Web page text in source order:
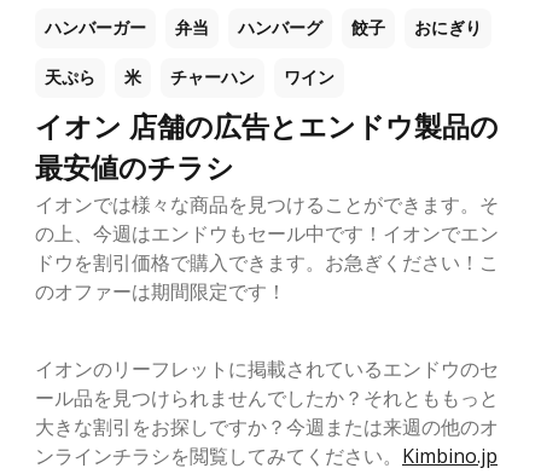
ハンバーガー 弁当 ハンバーグ 餃子 おにぎり
天ぷら 米 チャーハン ワイン
イオン 店舗の広告とエンドウ製品の
最安値のチラシ
イオンでは様々な商品を見つけることができます。そ
の上、今週はエンドウもセール中です！イオンでエン
ドウを割引価格で購入できます。お急ぎください！こ
のオファーは期間限定です！
イオンのリーフレットに掲載されているエンドウのセ
ール品を見つけられませんでしたか？それとももっと
大きな割引をお探しですか？今週または来週の他のオ
ンラインチラシを閲覧してみてください。 Kimbino.jp